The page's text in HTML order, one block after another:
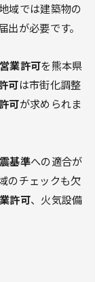
域では建築物の
が必要です。
業許可を熊本県
可は市街化調整
可が求められま
基準への適合が
のチェックも欠
許可、火気設備